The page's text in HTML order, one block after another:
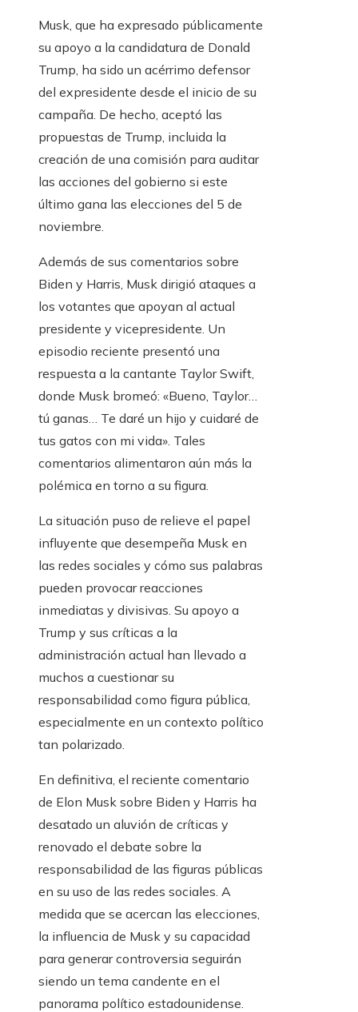
Musk, que ha expresado públicamente
su apoyo a la candidatura de Donald
Trump, ha sido un acérrimo defensor
del expresidente desde el inicio de su
campaña. De hecho, aceptó las
propuestas de Trump, incluida la
creación de una comisión para auditar
las acciones del gobierno si este
último gana las elecciones del 5 de
noviembre.
Además de sus comentarios sobre
Biden y Harris, Musk dirigió ataques a
los votantes que apoyan al actual
presidente y vicepresidente. Un
episodio reciente presentó una
respuesta a la cantante Taylor Swift,
donde Musk bromeó: «Bueno, Taylor…
tú ganas… Te daré un hijo y cuidaré de
tus gatos con mi vida». Tales
comentarios alimentaron aún más la
polémica en torno a su figura.
La situación puso de relieve el papel
influyente que desempeña Musk en
las redes sociales y cómo sus palabras
pueden provocar reacciones
inmediatas y divisivas. Su apoyo a
Trump y sus críticas a la
administración actual han llevado a
muchos a cuestionar su
responsabilidad como figura pública,
especialmente en un contexto político
tan polarizado.
En definitiva, el reciente comentario
de Elon Musk sobre Biden y Harris ha
desatado un aluvión de críticas y
renovado el debate sobre la
responsabilidad de las figuras públicas
en su uso de las redes sociales. A
medida que se acercan las elecciones,
la influencia de Musk y su capacidad
para generar controversia seguirán
siendo un tema candente en el
panorama político estadounidense.